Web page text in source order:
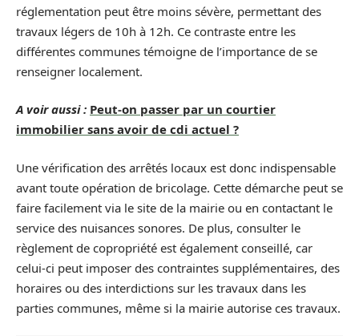
réglementation peut être moins sévère, permettant des
travaux légers de 10h à 12h. Ce contraste entre les
différentes communes témoigne de l’importance de se
renseigner localement.
A voir aussi : Peut-on passer par un courtier
immobilier sans avoir de cdi actuel ?
Une vérification des arrêtés locaux est donc indispensable
avant toute opération de bricolage. Cette démarche peut se
faire facilement via le site de la mairie ou en contactant le
service des nuisances sonores. De plus, consulter le
règlement de copropriété est également conseillé, car
celui-ci peut imposer des contraintes supplémentaires, des
horaires ou des interdictions sur les travaux dans les
parties communes, même si la mairie autorise ces travaux.